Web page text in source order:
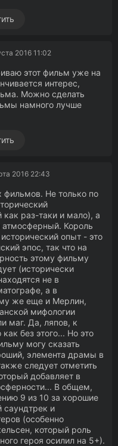
2016 11:02
этот фильм уже на
интерес,
Можно сделать
намного лучше
2016 22:43
Не только по
как раз-таки и мало), а
атмосферный. Король
опыт - это
эпос, так что на
этому фильму
(исторически
не в
а в
же еще и Мерлин,
мифологии
маг. Да, ляпов, к
без этого... Но это
могу сказать
элемента драмы в
следует отметить
добавляет в
В общем,
9 из 10 за хорошие
и
(особенно
который роль
героя осилил на 5+).